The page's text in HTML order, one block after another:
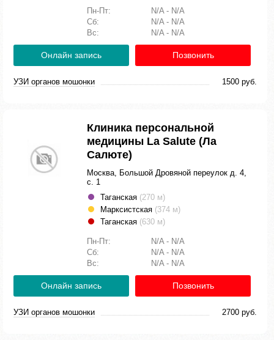
Пн-Пт:
N/A - N/A
Сб:
N/A - N/A
Вс:
N/A - N/A
Онлайн запись Позвонить
УЗИ органов мошонки 1500 руб.
Клиника персональной
медицины La Salute (Ла
Салюте)
Москва, Большой Дровяной переулок д. 4,
с. 1
Таганская (270 м)
Марксистская (374 м)
Таганская (630 м)
Пн-Пт:
N/A - N/A
Сб:
N/A - N/A
Вс:
N/A - N/A
Онлайн запись Позвонить
УЗИ органов мошонки 2700 руб.